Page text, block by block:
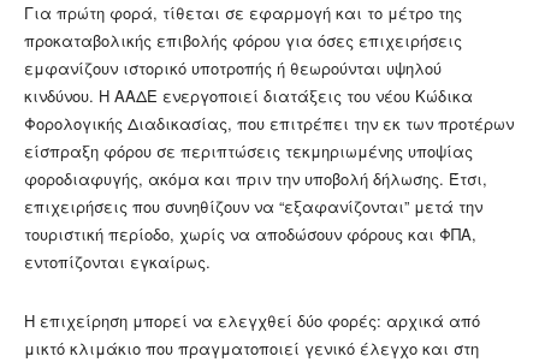
Για πρώτη φορά, τίθεται σε εφαρμογή και το μέτρο της
προκαταβολικής επιβολής φόρου για όσες επιχειρήσεις
εμφανίζουν ιστορικό υποτροπής ή θεωρούνται υψηλού
κινδύνου. Η ΑΑΔΕ ενεργοποιεί διατάξεις του νέου Κώδικα
Φορολογικής Διαδικασίας, που επιτρέπει την εκ των προτέρων
είσπραξη φόρου σε περιπτώσεις τεκμηριωμένης υποψίας
φοροδιαφυγής, ακόμα και πριν την υποβολή δήλωσης. Έτσι,
επιχειρήσεις που συνηθίζουν να “εξαφανίζονται” μετά την
τουριστική περίοδο, χωρίς να αποδώσουν φόρους και ΦΠΑ,
εντοπίζονται εγκαίρως.
Η επιχείρηση μπορεί να ελεγχθεί δύο φορές: αρχικά από
μικτό κλιμάκιο που πραγματοποιεί γενικό έλεγχο και στη